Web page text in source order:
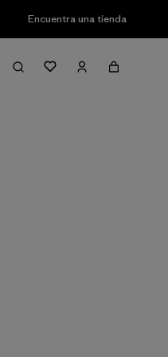
Encuentra una tienda
Filter & Sort